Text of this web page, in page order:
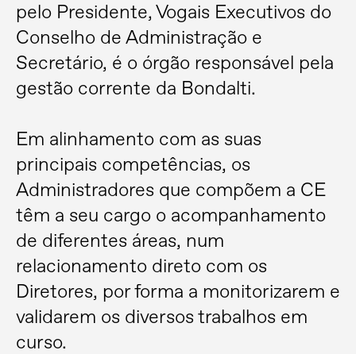
pelo Presidente, Vogais Executivos do
Conselho de Administração e
Secretário, é o órgão responsável pela
gestão corrente da Bondalti.
Em alinhamento com as suas
principais competências, os
Administradores que compõem a CE
têm a seu cargo o acompanhamento
de diferentes áreas, num
relacionamento direto com os
Diretores, por forma a monitorizarem e
validarem os diversos trabalhos em
curso.